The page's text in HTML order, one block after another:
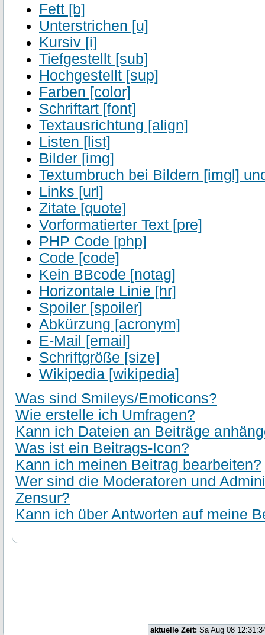
Fett [b]
Unterstrichen [u]
Kursiv [i]
Tiefgestellt [sub]
Hochgestellt [sup]
Farben [color]
Schriftart [font]
Textausrichtung [align]
Listen [list]
Bilder [img]
Textumbruch bei Bildern [imgl]
Links [url]
Zitate [quote]
Vorformatierter Text [pre]
PHP Code [php]
Code [code]
Kein BBcode [notag]
Horizontale Linie [hr]
Spoiler [spoiler]
Abkürzung [acronym]
E-Mail [email]
Schriftgröße [size]
Wikipedia [wikipedia]
Was sind Smileys/Emoticons?
Wie erstelle ich Umfragen?
Kann ich Dateien an Beiträge
Was ist ein Beitrags-Icon?
Kann ich meinen Beitrag bearbeiten?
Wer sind die Moderatoren und
Zensur?
Kann ich über Antworten auf meine
aktuelle Zeit: Sa Aug 08